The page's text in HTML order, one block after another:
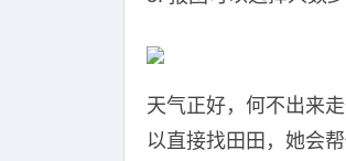
天气正好，何不出来
以直接找田田，她会